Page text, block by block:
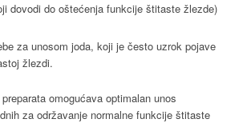
dovodi do oštećenja funkcije štitaste žlezde)
za unosom joda, koji je često uzrok pojave
žlezdi.
omogućava optimalan unos
za održavanje normalne funkcije štitaste